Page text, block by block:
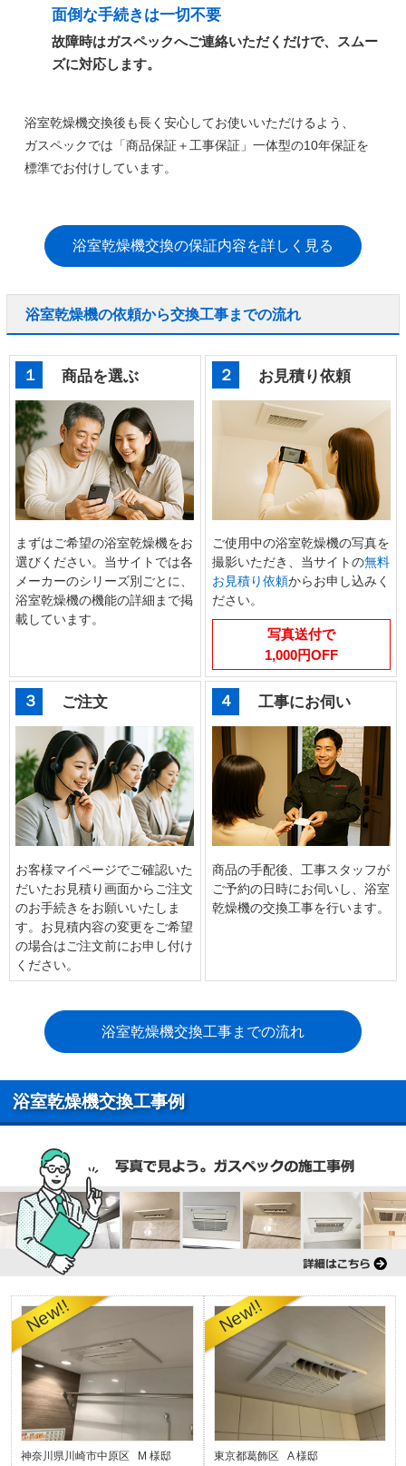
面倒な手続きは一切不要
故障時はガスペックへご連絡いただくだけで、スムー
ズに対応します。
浴室乾燥機交換後も長く安心してお使いいただけるよう、
ガスペックでは 「商品保証＋工事保証」一体型の10年保証を
標準でお付けしています。
浴室乾燥機交換の保証内容を詳しく見る
浴室乾燥機の依頼から交換工事までの流れ
１ 商品を選ぶ
まずはご希望の浴室乾燥機をお
選びください。当サイトでは各
メーカーのシリーズ別ごとに、
浴室乾燥機の機能の詳細まで掲
載しています。
２ お見積り依頼
ご使用中の浴室乾燥機の写真を
撮影いただき、当サイトの無料
お見積り依頼からお申し込みく
ださい。
写真送付で
1,000円OFF
３ ご注文
お客様マイページでご確認いた
だいたお見積り画面からご注文
のお手続きをお願いいたしま
す。お見積内容の変更をご希望
の場合はご注文前にお申し付け
ください。
４ 工事にお伺い
商品の手配後、工事スタッフが
ご予約の日時にお伺いし、浴室
乾燥機の交換工事を行います。
浴室乾燥機交換工事までの流れ
浴室乾燥機交換工事例
神奈川県川崎市中原区 M 様邸 東京都葛飾区 A 様邸